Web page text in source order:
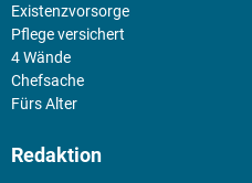
Existenz­vorsorge
Pflege versichert
4 Wände
Chefsache
Fürs Alter
Redaktion